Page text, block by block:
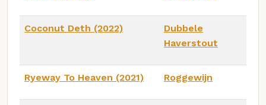
Coconut Deth (2022)
Dubbele
Haverstout
Ryeway To Heaven (2021) Roggewijn